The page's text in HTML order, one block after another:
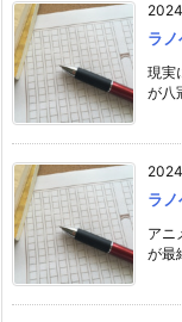
ラ
現実
が八
ラ
アニ
が最